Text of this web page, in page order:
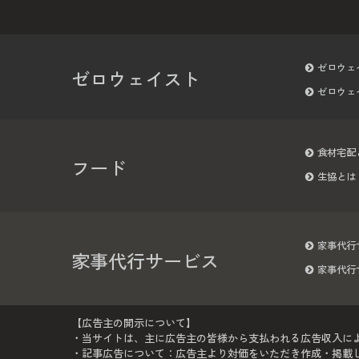
ゼロウェイスト
ゼロウ
ゼロウ
フード
食材宅配
生協とは
家事代行サービス
家事代
家事代
【広告主の開示について】
・当サイトは、主に広告主の皆様から支払われる広告収入
・記事広告について：広告主より対価をいただき作成・掲